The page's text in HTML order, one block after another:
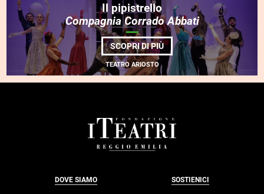
Il pipistrello
Compagnia Corrado Abbati
SCOPRI DI PIÙDI
IL
PIPISTRELLO<BR>
<EM>COMPAGNIA
CORRADO
TEATRO ARIOSTO
DOVE SIAMO SOSTIENICI